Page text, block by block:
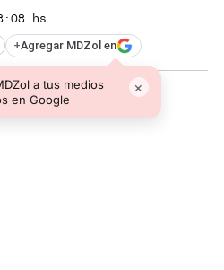
hs
+Agregar MDZol en
a tus medios
en Google
×